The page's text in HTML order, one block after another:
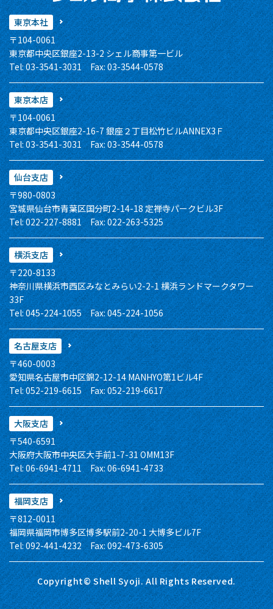
東京本社
〒104-0061
東京都中央区銀座2-13-2 シェル商事第一ビル
Tel: 03-3541-3031 Fax: 03-3544-0578
東京本店
〒104-0061
東京都中央区銀座2-16-7 銀座２丁目松竹ビルANNEX3Ｆ
Tel: 03-3541-3031 Fax: 03-3544-0578
仙台支店
〒980-0803
宮城県仙台市青葉区国分町2-14-18 定禅寺パークビル3F
Tel: 022-227-8881 Fax: 022-263-5325
横浜支店
〒220-8133
神奈川県横浜市西区みなとみらい2-2-1 横浜ランドマークタワー
33F
Tel: 045-224-1055 Fax: 045-224-1056
名古屋支店
〒460-0003
愛知県名古屋市中区錦2-12-14 MANHYO第1ビル4F
Tel: 052-219-6615 Fax: 052-219-6617
大阪支店
〒540-6591
大阪府大阪市中央区大手前1-7-31 OMM13F
Tel: 06-6941-4711 Fax: 06-6941-4733
福岡支店
〒812-0011
福岡県福岡市博多区博多駅前2-20-1 大博多ビル7F
Tel: 092-441-4232 Fax: 092-473-6305
Copyright© Shell Syoji. All Rights Reserved.